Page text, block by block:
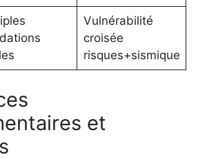
Vulnérabilité
croisée
risques+sismique
et